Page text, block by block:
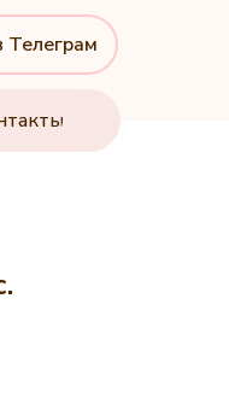
Телеграм
Телеграм